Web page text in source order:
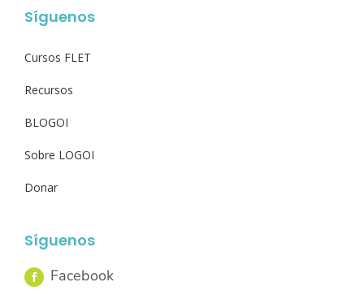
Síguenos
Cursos FLET
Recursos
BLOGOI
Sobre LOGOI
Donar
Síguenos